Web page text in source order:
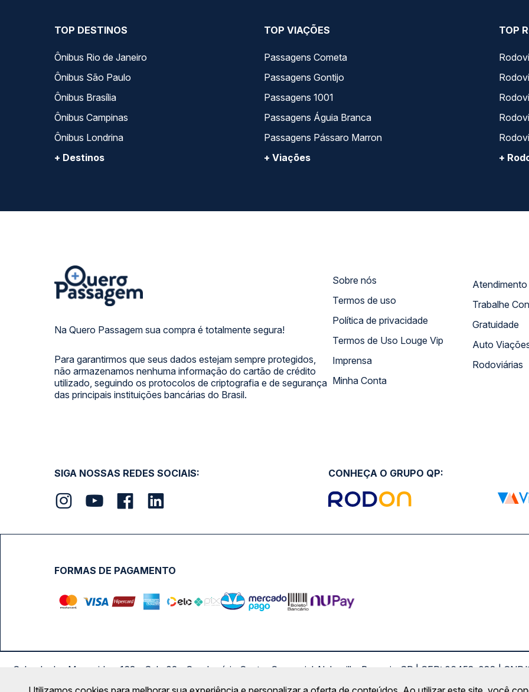
TOP DESTINOS
Ônibus Rio de Janeiro
Ônibus São Paulo
Ônibus Brasília
Ônibus Campinas
Ônibus Londrina
+ Destinos
TOP VIAÇÕES
Passagens Cometa
Passagens Gontijo
Passagens 1001
Passagens Águia Branca
Passagens Pássaro Marron
+ Viações
TOP
+
Na Quero Passagem sua compra é totalmente segura!
Para garantirmos que seus dados estejam sempre protegidos,
não armazenamos nenhuma informação do cartão de crédito
utilizado, seguindo os protocolos de criptografia e de segurança
das principais instituições bancárias do Brasil.
Sobre nós
Termos de uso
Política de privacidade
Termos de Uso Louge Vip
Imprensa
Minha Conta
Trabalhe
Gratuidade
Auto
Rodoviárias
SIGA NOSSAS REDES SOCIAIS: CONHEÇA O GRUPO QP:
FORMAS DE PAGAMENTO
Calçada das Margaridas, 163 - Sala 02 - Condomínio Centro Comercial Alphaville, Barueri - SP | CEP: 06453-038 |
Copyright 2026 © QueroPassagem.com.br